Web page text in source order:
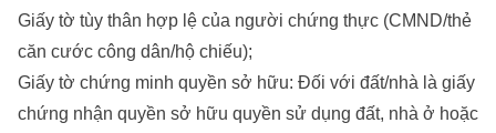
Giấy tờ tùy thân hợp lệ của người chứng thực (CMND/thẻ
căn cước công dân/hộ chiếu);
Giấy tờ chứng minh quyền sở hữu: Đối với đất/nhà là giấy
chứng nhận quyền sở hữu quyền sử dụng đất, nhà ở hoặc